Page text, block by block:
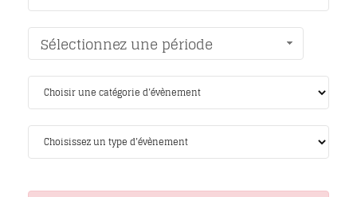
Sélectionnez une période